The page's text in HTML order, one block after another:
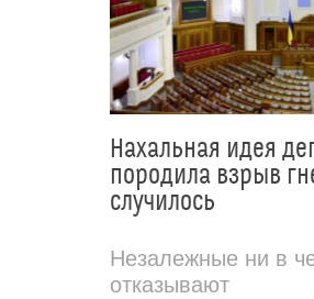
Нахальная идея
породила взрыв
случилось
Незалежные ни в
отказывают